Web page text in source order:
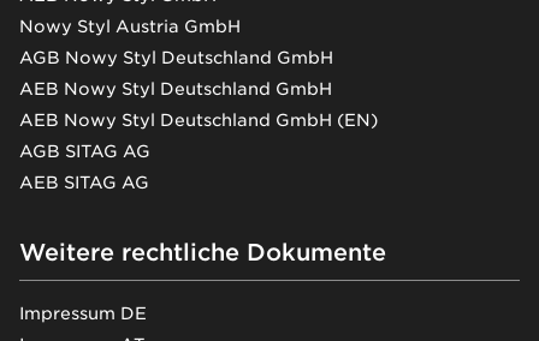
Nowy Styl Austria GmbH
AGB Nowy Styl Deutschland GmbH
AEB Nowy Styl Deutschland GmbH
AEB Nowy Styl Deutschland GmbH (EN)
AGB SITAG AG
AEB SITAG AG
Weitere rechtliche Dokumente
Impressum DE